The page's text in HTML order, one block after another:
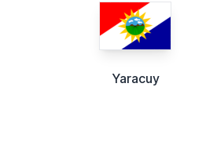
Yaracuy